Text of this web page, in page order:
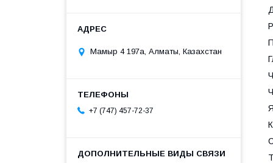
Мамыр 4 197а, Алматы, Казахстан
+7 (747) 457-72-37